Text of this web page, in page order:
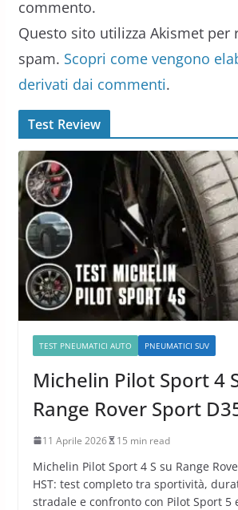
commento.
Questo sito utilizza Akismet per
spam. Scopri come vengono
derivati dai commenti.
Test Review
TEST PNEUMATICI AUTO PNEUMATICI SUV
Michelin Pilot Sport 4
Range Rover Sport
11 Aprile 2026 15 min read
Michelin Pilot Sport 4 S su Range
HST: test completo tra sportività,
stradale e confronto con Pilot Sport 5